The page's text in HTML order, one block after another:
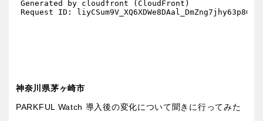
神奈川県茅ヶ崎市
PARKFUL Watch 導入後の変化について聞きに行ってみた